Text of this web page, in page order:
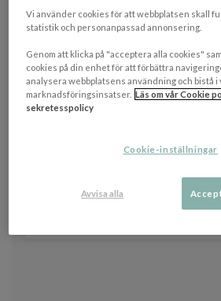
PRENUMERERA PÅ VÅRT
Ta del av de senaste nyheterna,
Du kan när som helst avanmäla dig från vårt
för att läsa om hur vi vårdar
Vi använder cookies för att webbplatsen skall
statistik och personanpassad annonsering.
Genom att klicka på "acceptera alla cookies"
cookies på din enhet för att förbättra
analysera webbplatsens användning och bistå i
marknadsföringsinsatser. Läs om vår Cookie
sekretesspolicy
Cookie-inställningar
Avvisa alla